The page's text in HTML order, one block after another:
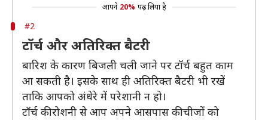
आपने 20% पढ़ लिया है
#2
टॉर्च और अतिरिक्त बैटरी
बारिश के कारण बिजली चली जाने पर टॉर्च बहुत काम
आ सकती है। इसके साथ ही अतिरिक्त बैटरी भी रखें
ताकि आपको अंधेरे में परेशानी न हो।
टॉर्च की रोशनी से आप अपने आसपास की चीजों को